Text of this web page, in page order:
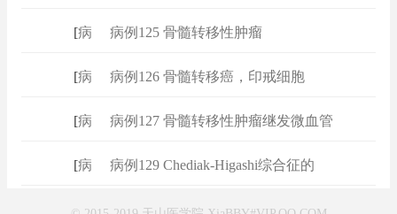
病例 病例125 骨髓转移性肿瘤
病例 病例126 骨髓转移癌，印戒细胞
病例 病例127 骨髓转移性肿瘤继发微血管
病例 病例129 Chediak-Higashi综合征的